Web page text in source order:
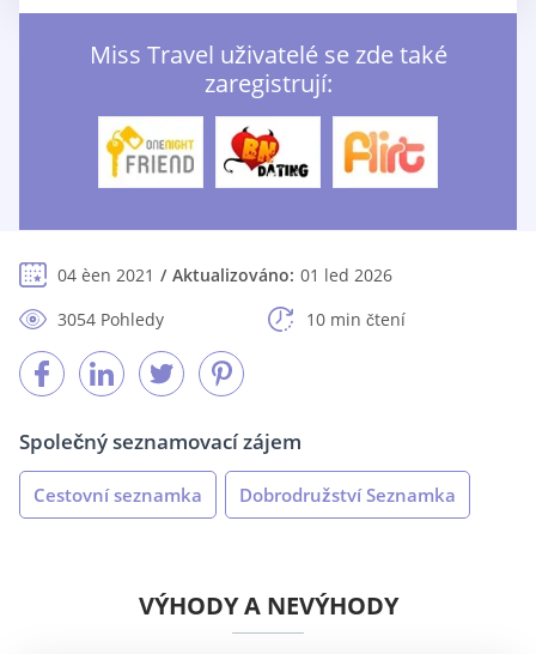
Miss Travel uživatelé se zde také
zaregistrují:
04 èen 2021 Aktualizováno: 01 led 2026
3054 Pohledy
10 min čtení
Společný seznamovací zájem
Cestovní seznamka Dobrodružství Seznamka
VÝHODY A NEVÝHODY